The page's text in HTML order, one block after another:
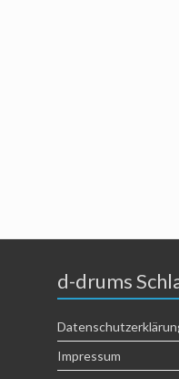
d-drums
Impressum